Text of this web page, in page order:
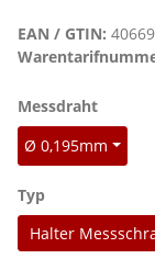
EAN / GTIN:
Messdraht
Ø 0,195mm
Typauswählen
Halter